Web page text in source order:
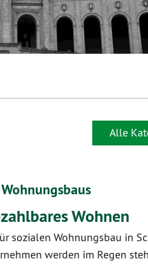
Alle
Wohnen
sozialen Wohnungsbau in
werden im Regen